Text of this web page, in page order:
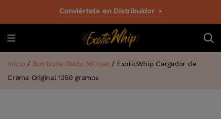
Conviértete en Distribuidor
Inicio/ Bombona Oxido Nitroso/ ExoticWhip Cargador de
Crema Original 1350 gramos